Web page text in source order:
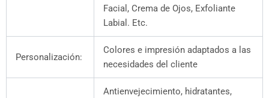
Facial, Crema de Ojos, Exfoliante
Labial. Etc.
Personalización:
Colores e impresión adaptados a las
necesidades del cliente
Antienvejecimiento, hidratantes,